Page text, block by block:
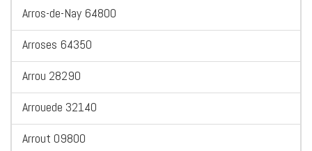
Arros-de-Nay 64800
Arroses 64350
Arrou 28290
Arrouede 32140
Arrout 09800